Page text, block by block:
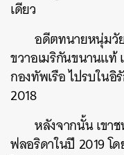
เดียว
อดีตทนายหนุ่มวั
ขวาอเมริกันขนานแท้
กองทัพเรือ ไปรบในอิ
2018
หลังจากนั้น เขา
ฟลอริดาในปี 2019